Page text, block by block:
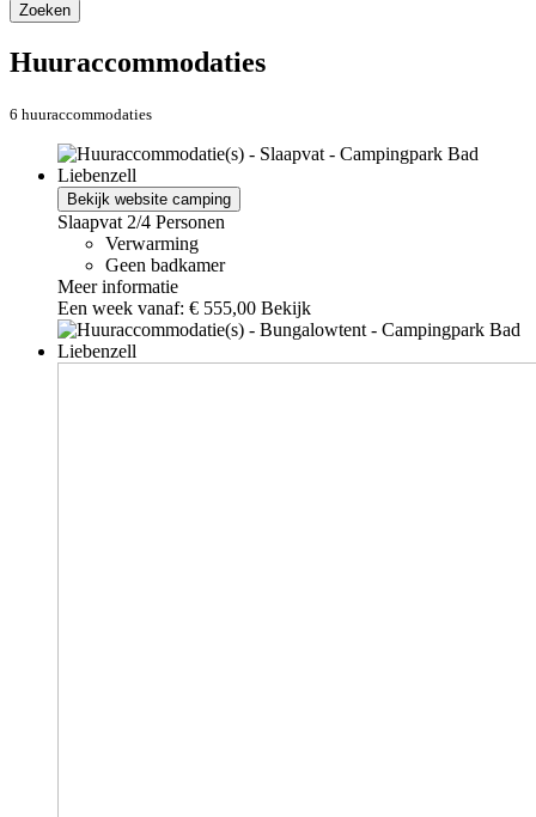
Zoeken
Huuraccommodaties
6 huuraccommodaties
Bekijk website camping
Slaapvat 2/4 Personen
Verwarming
Geen badkamer
Meer informatie
Een week vanaf: € 555,00 Bekijk